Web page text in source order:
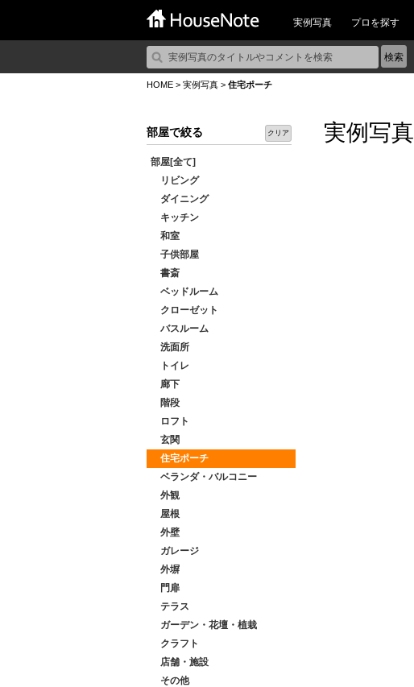
実例写真 プロを探す
HOME > 実例写真 > 住宅ポーチ
部屋で絞る クリア
部屋[全て]
リビング
ダイニング
キッチン
和室
子供部屋
書斎
ベッドルーム
クローゼット
バスルーム
洗面所
トイレ
廊下
階段
ロフト
玄関
住宅ポーチ
ベランダ・バルコニー
外観
屋根
外壁
ガレージ
外塀
門扉
テラス
ガーデン・花壇・植栽
クラフト
店舗・施設
その他
実例写真